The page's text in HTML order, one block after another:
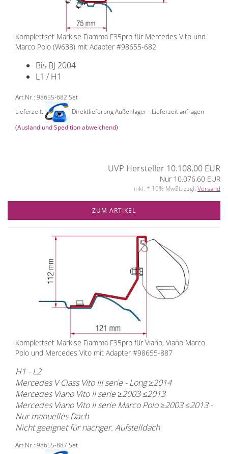
Komplettset Markise Fiamma F35pro für Mercedes Vito und
Marco Polo (W638) mit Adapter #98655-682
Bis BJ 2004
L1 / H1
Art.Nr.: 98655-682 Set
Lieferzeit:
Direktlieferung Außenlager - Lieferzeit anfragen
(Ausland und Spedition abweichend)
UVP Hersteller 10.108,00 EUR
Nur 10.076,60 EUR
inkl. * 19% MwSt. zzgl. Versand
ZUM ARTIKEL
Komplettset Markise Fiamma F35pro für Viano, Viano Marco
Polo und Mercedes Vito mit Adapter #98655-887
H1 - L2
Mercedes V Class Vito III serie - Long ≥2014
Mercedes Viano Vito II serie ≥2003 ≤2013
Mercedes Viano Vito II serie Marco Polo ≥2003 ≤2013 -
Nur manuelles Dach
Nicht geeignet für nachger. Aufstelldach
Art.Nr.: 98655-887 Set